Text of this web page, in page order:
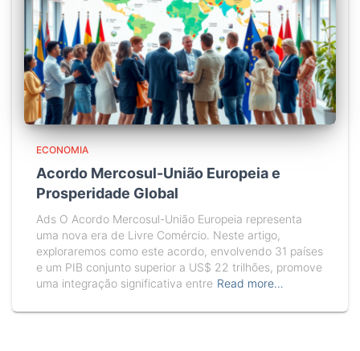
ECONOMIA
Acordo Mercosul-União Europeia e
Prosperidade Global
Ads O Acordo Mercosul-União Europeia representa
uma nova era de Livre Comércio. Neste artigo,
exploraremos como este acordo, envolvendo 31 países
e um PIB conjunto superior a US$ 22 trilhões, promove
uma integração significativa entre Read more…